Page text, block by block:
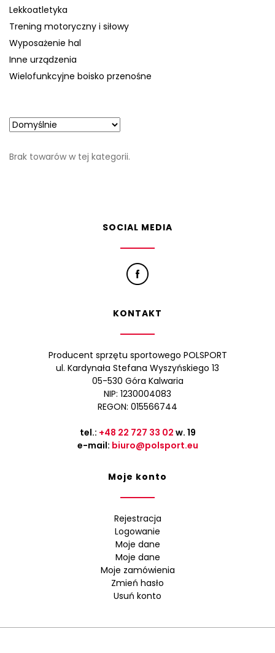
Lekkoatletyka
Trening motoryczny i siłowy
Wyposażenie hal
Inne urządzenia
Wielofunkcyjne boisko przenośne
Brak towarów w tej kategorii.
SOCIAL MEDIA
KONTAKT
Producent sprzętu sportowego POLSPORT
ul. Kardynała Stefana Wyszyńskiego 13
05-530 Góra Kalwaria
NIP: 1230004083
REGON: 015566744
tel.: +48 22 727 33 02 w. 19
e-mail: biuro@polsport.eu
Moje konto
Rejestracja
Logowanie
Moje dane
Moje dane
Moje zamówienia
Zmień hasło
Usuń konto